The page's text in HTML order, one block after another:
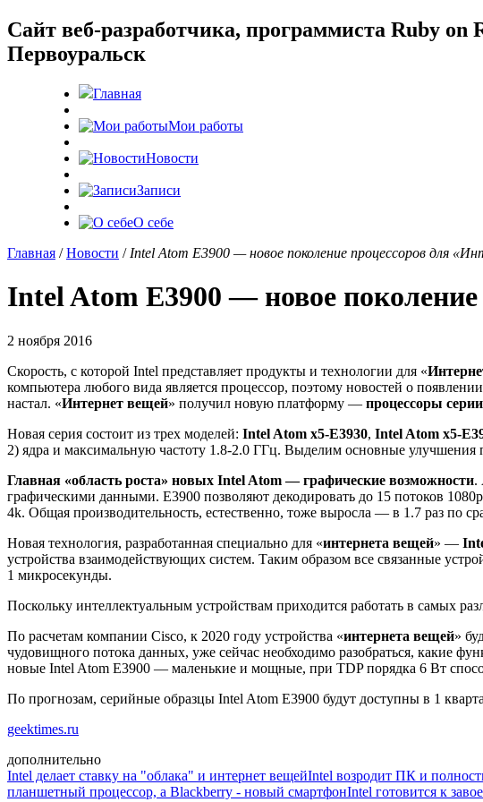
Cайт веб-разработчика, программиста Ruby
Первоуральск
Главная
Мои работы
Новости
Записи
О себе
Главная /Новости / Intel Atom E3900 — новое поколение процессоров для
Intel Atom E3900 — новое
2 ноября 2016
Скорость, с которой Intel представляет продукты и технологии для «
компьютера любого вида является процессор, поэтому новостей о
настал. «Интернет вещей» получил новую платформу — процессоры
Новая серия состоит из трех моделей: Intel Atom x5-E3930, Intel Atom x5-
2) ядра и максимальную частоту 1.8-2.0 ГГц. Выделим основные
Главная «область роста» новых Intel Atom — графические возможности.
графическими данными. Е3900 позволяют декодировать до 15 потоков
4k. Общая производительность, естественно, тоже выросла — в 1.7 раз по
Новая технология, разработанная специально для «интернета вещей» —
устройства взаимодействующих систем. Таким образом все связанные
1 микросекунды.
Поскольку интеллектуальным устройствам приходится работать в самых
По расчетам компании Cisco, к 2020 году устройства «интернета вещей»
чудовищного потока данных, уже сейчас необходимо разобраться, какие
новые Intel Atom E3900 — маленькие и мощные, при TDP порядка 6 Вт
По прогнозам, серийные образцы Intel Atom E3900 будут доступны в 1
geektimes.ru
дополнительно
Intel делает ставку на "облака" и интернет вещейIntel возродит ПК и
планшетный процессор, а Blackberry - новый смартфонIntel готовится к